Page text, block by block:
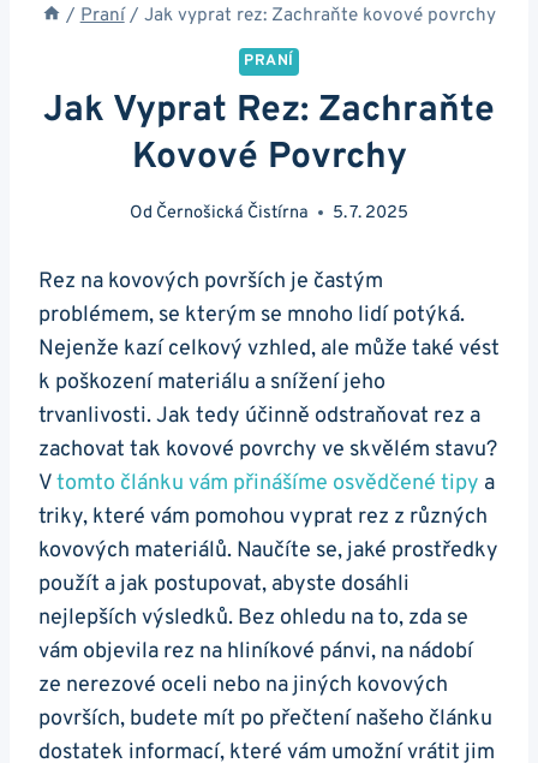
/ Praní / Jak vyprat rez: Zachraňte kovové povrchy
PRANÍ
Jak Vyprat Rez: Zachraňte
Kovové Povrchy
Od Černošická Čistírna 5. 7. 2025
Rez na kovových površích je častým
problémem, se kterým se mnoho lidí potýká.
Nejenže kazí celkový vzhled, ale může také vést
k poškození materiálu a snížení jeho
trvanlivosti. Jak tedy účinně odstraňovat rez a
zachovat tak kovové povrchy ve skvělém stavu?
Vtomto článku vám přinášíme osvědčené tipy a
triky, které vám pomohou vyprat rez z různých
kovových materiálů. Naučíte se, jaké prostředky
použít a jak postupovat, abyste dosáhli
nejlepších výsledků. Bez ohledu na to, zda se
vám objevila rez na hliníkové pánvi, na nádobí
ze nerezové oceli nebo na jiných kovových
površích, budete mít po přečtení našeho článku
dostatek informací, které vám umožní vrátit jim